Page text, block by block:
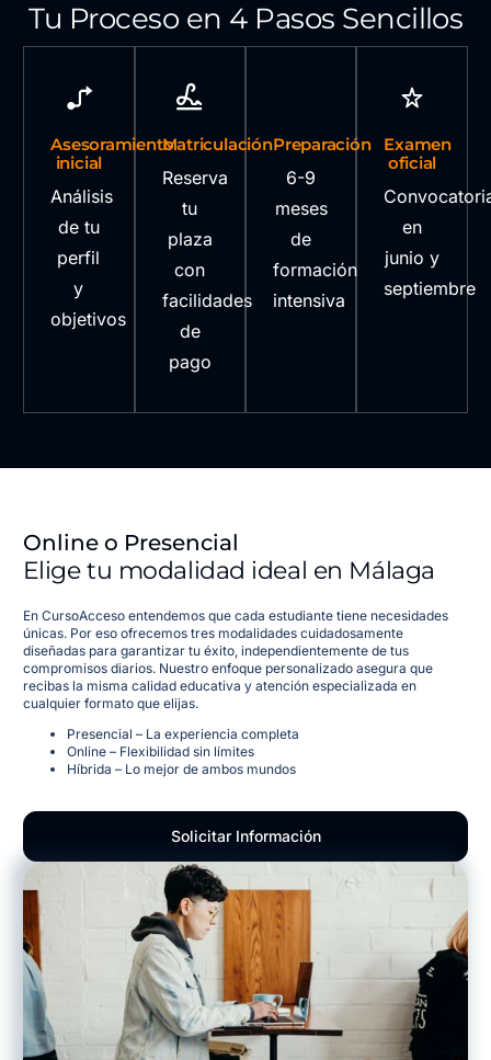
Tu Proceso en 4 Pasos Sencillos
Asesoramiento
inicial
Análisis
de tu
perfil
y
objetivos
Matriculación
Reserva
tu
plaza
con
facilidades
de
pago
Preparación
6-9
meses
de
formación
intensiva
Examen
oficial
en
junio y
septiembre
Online o Presencial
Elige tu modalidad ideal en Málaga
En CursoAcceso entendemos que cada estudiante tiene necesidades
únicas. Por eso ofrecemos tres modalidades cuidadosamente
diseñadas para garantizar tu éxito, independientemente de tus
compromisos diarios. Nuestro enfoque personalizado asegura que
recibas la misma calidad educativa y atención especializada en
cualquier formato que elijas.
Presencial – La experiencia completa
Online – Flexibilidad sin límites
Híbrida – Lo mejor de ambos mundos
Solicitar Información